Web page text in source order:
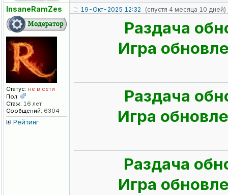
InsaneRamZes
Статус: не в сети
Пол:
Стаж: 16 лет
Сообщений: 6304
Рейтинг
19-Окт-2025 12:32 (спустя 4 месяца 10 дней)
Раздача
Игра
Раздача
Игра
Раздача
Игра